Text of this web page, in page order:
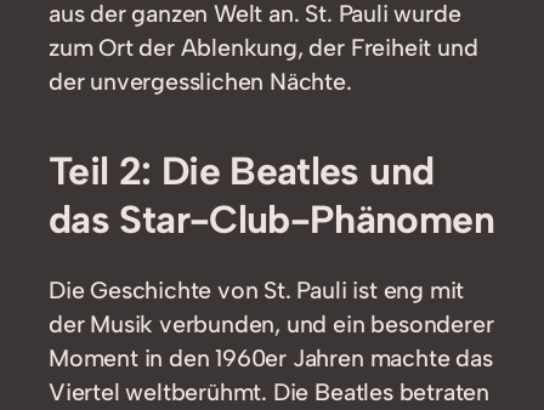
aus der ganzen Welt an. St. Pauli wurde
zum Ort der Ablenkung, der Freiheit und
der unvergesslichen Nächte.
Teil 2: Die Beatles und
das Star-Club-Phänomen
Die Geschichte von St. Pauli ist eng mit
der Musik verbunden, und ein besonderer
Moment in den 1960er Jahren machte das
Viertel weltberühmt. Die Beatles betraten